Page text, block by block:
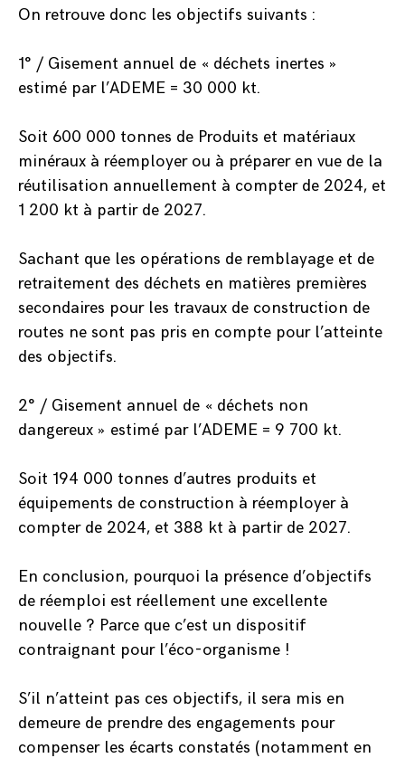
On retrouve donc les objectifs suivants :
1° / Gisement annuel de « déchets inertes »
estimé par l’ADEME = 30 000 kt.
Soit 600 000 tonnes de Produits et matériaux
minéraux à réemployer ou à préparer en vue de la
réutilisation annuellement à compter de 2024, et
1 200 kt à partir de 2027.
Sachant que les opérations de remblayage et de
retraitement des déchets en matières premières
secondaires pour les travaux de construction de
routes ne sont pas pris en compte pour l’atteinte
des objectifs.
2° / Gisement annuel de « déchets non
dangereux » estimé par l’ADEME = 9 700 kt.
Soit 194 000 tonnes d’autres produits et
équipements de construction à réemployer à
compter de 2024, et 388 kt à partir de 2027.
En conclusion, pourquoi la présence d’objectifs
de réemploi est réellement une excellente
nouvelle ? Parce que c’est un dispositif
contraignant pour l’éco-organisme !
S’il n’atteint pas ces objectifs, il sera mis en
demeure de prendre des engagements pour
compenser les écarts constatés (notamment en